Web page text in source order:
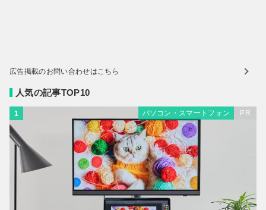
広告掲載のお問い合わせはこちら
人気の記事TOP10
1 パソコン・スマートフォン PR